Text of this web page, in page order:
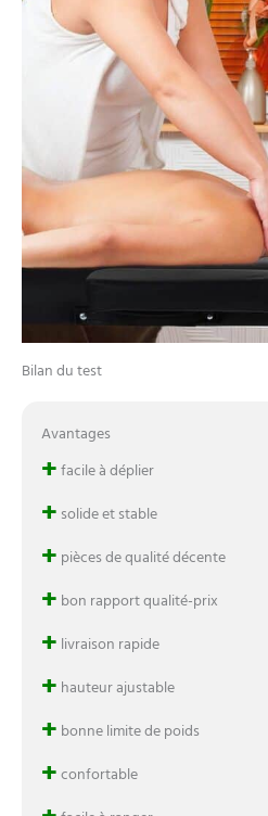
Bilan du test
Avantages
+facile à déplier
+ solide et stable
+ pièces de qualité décente
+ bon rapport qualité-prix
+ livraison rapide
+ hauteur ajustable
+ bonne limite de poids
+confortable